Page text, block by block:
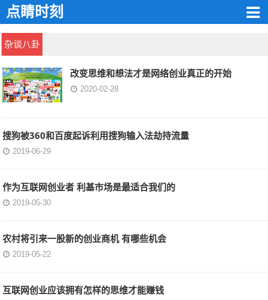
点睛时刻
杂谈八卦
改变思维和想法才是网络创业真正的开始
2020-02-28
搜狗被360和百度起诉利用搜狗输入法劫持流量
2019-06-29
作为互联网创业者 利基市场是最适合我们的
2019-05-30
农村将引来一股新的创业商机 有哪些机会
2019-05-22
互联网创业应该拥有怎样的思维才能赚钱